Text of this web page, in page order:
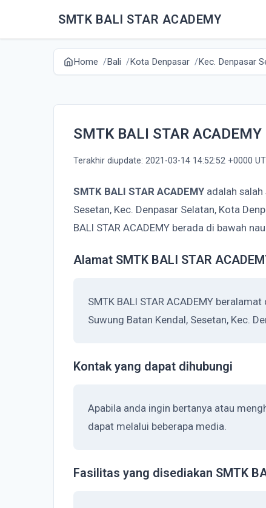
SMTK BALI STAR ACADEMY
Home Bali Kota Denpasar Kec. Denpasar
SMTK BALI STAR ACADEMY
Terakhir diupdate: 2021-03-14 14:52:52 +0000
SMTK BALI STAR ACADEMY adalah
Sesetan, Kec. Denpasar Selatan, Kota
BALI STAR ACADEMY berada di bawah
Alamat SMTK BALI STAR
SMTK BALI STAR ACADEMY
Suwung Batan Kendal, Sesetan, Kec.
Kontak yang dapat dihubungi
Apabila anda ingin bertanya atau
dapat melalui beberapa media.
Fasilitas yang disediakan SMTK